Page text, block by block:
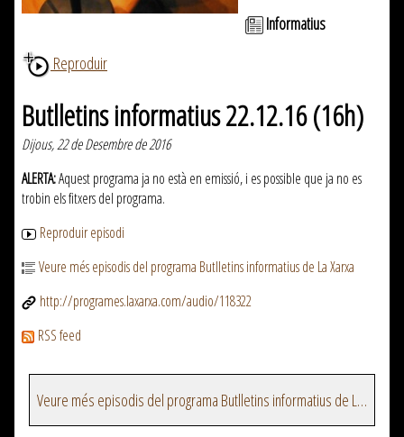
Informatius
Reproduir
Butlletins informatius 22.12.16 (16h)
Dijous, 22 de Desembre de 2016
ALERTA:Aquest programa ja no està en emissió, i es possible que ja no es
trobin els fitxers del programa.
Reproduir episodi
Veure més episodis del programa Butlletins informatius de La Xarxa
http://programes.laxarxa.com/audio/118322
RSS feed
Veure més episodis del programa Butlletins informatius de La Xarxa